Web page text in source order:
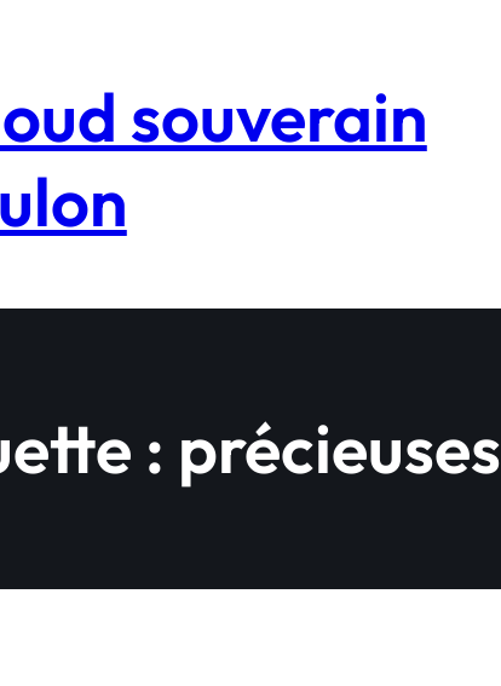
souverain
: précieuses